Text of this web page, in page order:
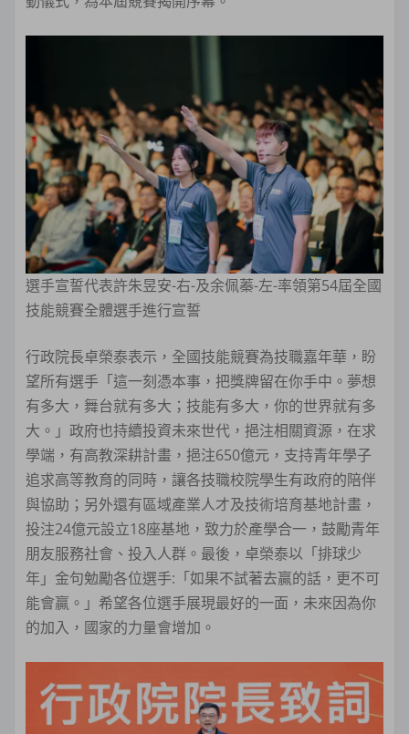
選手宣誓代表許朱昱安-右-及余佩蓁-左-率領第54屆全國
技能競賽全體選手進行宣誓
行政院長卓榮泰表示，全國技能競賽為技職嘉年華，盼
望所有選手「這一刻憑本事，把獎牌留在你手中。夢想
有多大，舞台就有多大；技能有多大，你的世界就有多
大。」政府也持續投資未來世代，挹注相關資源，在求
學端，有高教深耕計畫，挹注650億元，支持青年學子
追求高等教育的同時，讓各技職校院學生有政府的陪伴
與協助；另外還有區域產業人才及技術培育基地計畫，
投注24億元設立18座基地，致力於產學合一，鼓勵青年
朋友服務社會、投入人群。最後，卓榮泰以「排球少
年」金句勉勵各位選手:「如果不試著去贏的話，更不可
能會贏。」希望各位選手展現最好的一面，未來因為你
的加入，國家的力量會增加。